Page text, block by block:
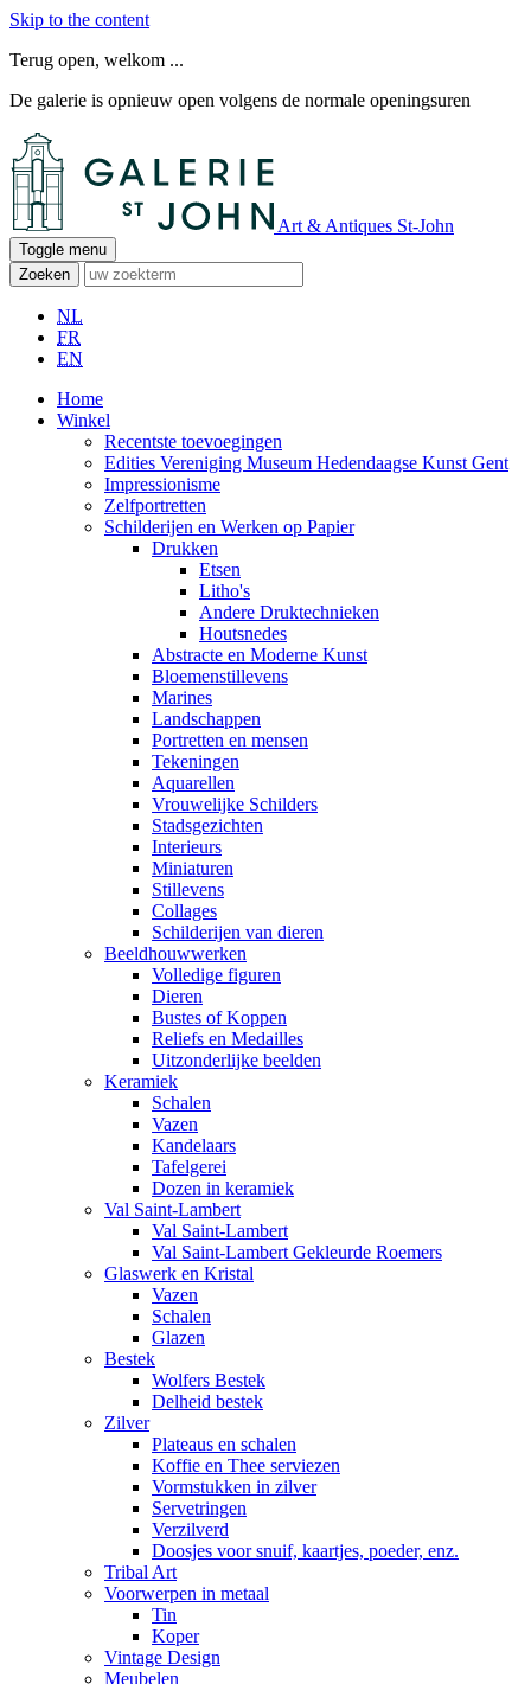
Skip to the content
Terug open, welkom ...
De galerie is opnieuw open volgens de normale openingsuren
Art & Antiques St-John
Toggle menu
Zoeken
NL
FR
EN
Home
Winkel
Recentste toevoegingen
Edities Vereniging Museum Hedendaagse Kunst Gent
Impressionisme
Zelfportretten
Schilderijen en Werken op Papier
Drukken
Etsen
Litho's
Andere Druktechnieken
Houtsnedes
Abstracte en Moderne Kunst
Bloemenstillevens
Marines
Landschappen
Portretten en mensen
Tekeningen
Aquarellen
Vrouwelijke Schilders
Stadsgezichten
Interieurs
Miniaturen
Stillevens
Collages
Schilderijen van dieren
Beeldhouwwerken
Volledige figuren
Dieren
Bustes of Koppen
Reliefs en Medailles
Uitzonderlijke beelden
Keramiek
Schalen
Vazen
Kandelaars
Tafelgerei
Dozen in keramiek
Val Saint-Lambert
Val Saint-Lambert
Val Saint-Lambert Gekleurde Roemers
Glaswerk en Kristal
Vazen
Schalen
Glazen
Bestek
Wolfers Bestek
Delheid bestek
Zilver
Plateaus en schalen
Koffie en Thee serviezen
Vormstukken in zilver
Servetringen
Verzilverd
Doosjes voor snuif, kaartjes, poeder, enz.
Tribal Art
Voorwerpen in metaal
Tin
Koper
Vintage Design
Meubelen